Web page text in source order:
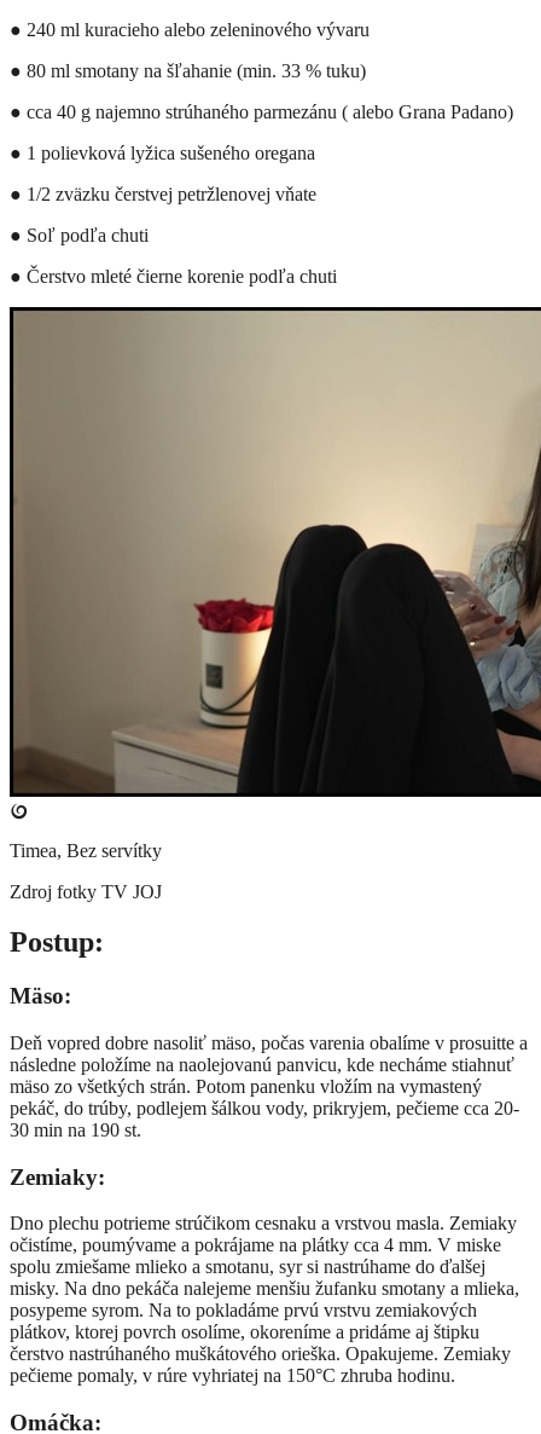
● 240 ml kuracieho alebo zeleninového vývaru
● 80 ml smotany na šľahanie (min. 33 % tuku)
● cca 40 g najemno strúhaného parmezánu ( alebo Grana Padano)
● 1 polievková lyžica sušeného oregana
● 1/2 zväzku čerstvej petržlenovej vňate
● Soľ podľa chuti
● Čerstvo mleté čierne korenie podľa chuti
Timea, Bez servítky
Zdroj fotky TV JOJ
​Postup:
Mäso:
Deň vopred dobre nasoliť mäso, počas varenia obalíme v prosuitte a
následne položíme na naolejovanú panvicu, kde necháme stiahnuť
mäso zo všetkých strán. Potom panenku vložím na vymastený
pekáč, do trúby, podlejem šálkou vody, prikryjem, pečieme cca 20-
30 min na 190 st.
Zemiaky:
Dno plechu potrieme strúčikom cesnaku a vrstvou masla. Zemiaky
očistíme, poumývame a pokrájame na plátky cca 4 mm. V miske
spolu zmiešame mlieko a smotanu, syr si nastrúhame do ďalšej
misky. Na dno pekáča nalejeme menšiu žufanku smotany a mlieka,
posypeme syrom. Na to pokladáme prvú vrstvu zemiakových
plátkov, ktorej povrch osolíme, okoreníme a pridáme aj štipku
čerstvo nastrúhaného muškátového orieška. Opakujeme. Zemiaky
pečieme pomaly, v rúre vyhriatej na 150°C zhruba hodinu.
Omáčka: